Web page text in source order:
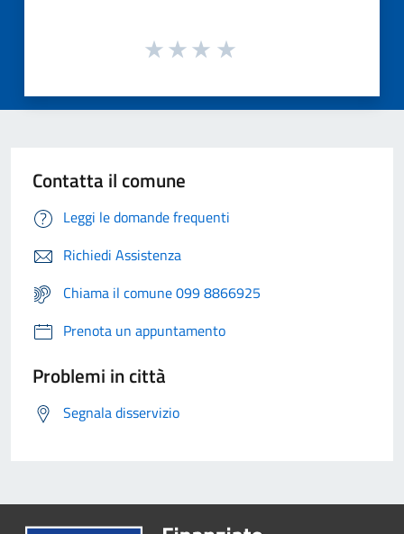
Contatta il comune
Leggi le domande frequenti
Richiedi Assistenza
Chiama il comune 099 8866925
Prenota un appuntamento
Problemi in città
Segnala disservizio